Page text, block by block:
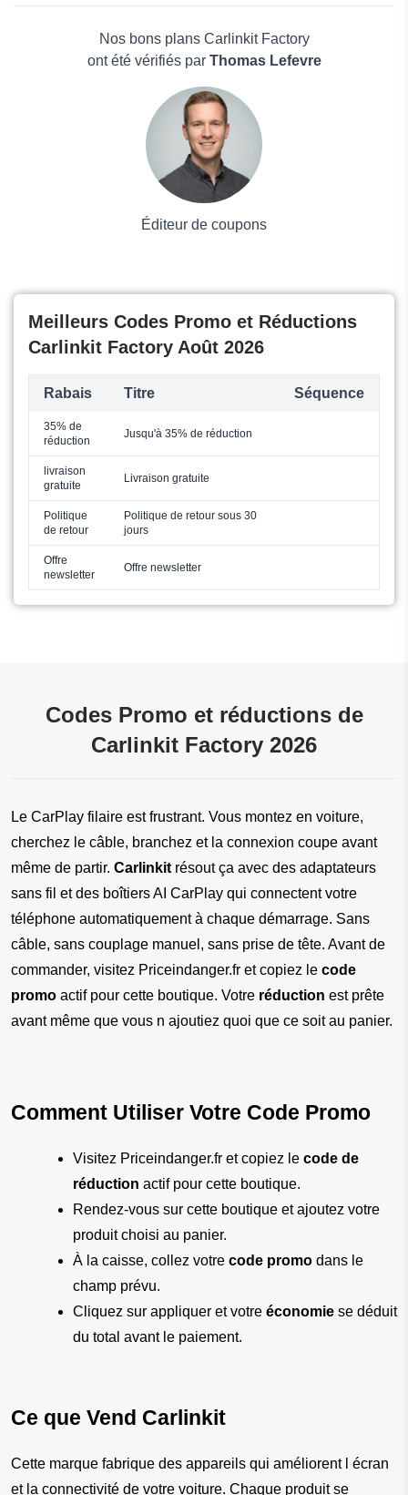
RENOVATION CUIR
EKRCOVER
Maison & Jardin
Boissons
Nos bons plans Carlinkit Factory
ont été vérifiés par Thomas Lefevre
Éditeur de coupons
Meilleurs Codes Promo et Réductions
Carlinkit Factory Août 2026
Rabais Titre Séquence
35% de
réduction
Jusqu'à 35% de réduction
livraison
gratuite
Livraison gratuite
Politique
de retour
Politique de retour sous 30
jours
Offre
newsletter
Offre newsletter
Codes Promo et réductions de
Carlinkit Factory 2026
Le CarPlay filaire est frustrant. Vous montez en voiture,
cherchez le câble, branchez et la connexion coupe avant
même de partir. Carlinkit résout ça avec des adaptateurs
sans fil et des boîtiers AI CarPlay qui connectent votre
téléphone automatiquement à chaque démarrage. Sans
câble, sans couplage manuel, sans prise de tête. Avant de
commander, visitez Priceindanger.fr et copiez le code
promo actif pour cette boutique. Votre réduction est prête
avant même que vous n ajoutiez quoi que ce soit au panier.
Comment Utiliser Votre Code Promo
Visitez Priceindanger.fr et copiez le code de
réduction actif pour cette boutique.
Rendez-vous sur cette boutique et ajoutez votre
produit choisi au panier.
À la caisse, collez votre code promo dans le
champ prévu.
Cliquez sur appliquer et votre économie se déduit
du total avant le paiement.
Ce que Vend Carlinkit
Cette marque fabrique des appareils qui améliorent l écran
et la connectivité de votre voiture. Chaque produit se